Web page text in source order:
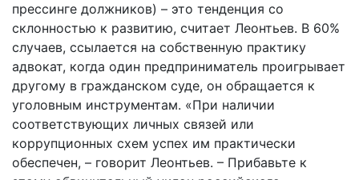
прессинге должников) – это тенденция со
склонностью к развитию, считает Леонтьев. В 60%
случаев, ссылается на собственную практику
адвокат, когда один предприниматель проигрывает
другому в гражданском суде, он обращается к
уголовным инструментам. «При наличии
соответствующих личных связей или
коррупционных схем успех им практически
обеспечен, – говорит Леонтьев. – Прибавьте к